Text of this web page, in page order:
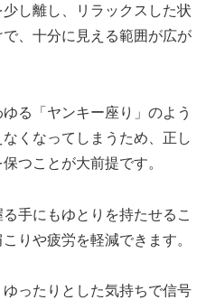
し離し、リラックスした状
、十分に見える範囲が広が
る「ヤンキー座り」のよう
くなってしまうため、正し
つことが大前提です。
手にもゆとりを持たせるこ
りや疲労を軽減できます。
ったりとした気持ちで信号